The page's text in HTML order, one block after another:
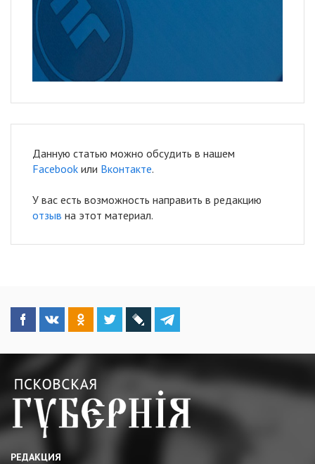
Данную статью можно обсудить в нашем
Facebook или Вконтакте.
У вас есть возможность направить в редакцию
отзыв на этот материал.
РЕДАКЦИЯ